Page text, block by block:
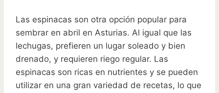
Las espinacas son otra opción popular para
sembrar en abril en Asturias. Al igual que las
lechugas, prefieren un lugar soleado y bien
drenado, y requieren riego regular. Las
espinacas son ricas en nutrientes y se pueden
utilizar en una gran variedad de recetas, lo que